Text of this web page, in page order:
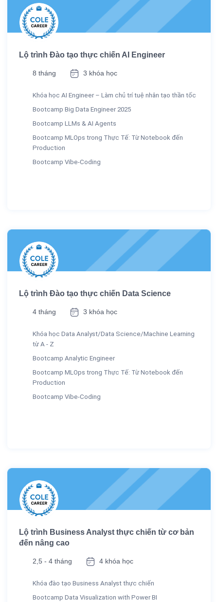
Lộ trình Đào tạo thực chiến AI Engineer
8 tháng 3 khóa học
Khóa học AI Engineer – Làm chủ trí tuệ nhân tạo thần tốc
Bootcamp Big Data Engineer 2025
Bootcamp LLMs & AI Agents
Bootcamp MLOps trong Thực Tế: Từ Notebook đến
Production
Bootcamp Vibe-Coding
Lộ trình Đào tạo thực chiến Data Science
4 tháng 3 khóa học
Khóa học Data Analyst/Data Science/Machine Learning
từ A - Z
Bootcamp Analytic Engineer
Bootcamp MLOps trong Thực Tế: Từ Notebook đến
Production
Bootcamp Vibe-Coding
Lộ trình Business Analyst thực chiến từ cơ bản
đến nâng cao
2,5 - 4 tháng 4 khóa học
Khóa đào tạo Business Analyst thực chiến
Bootcamp Data Visualization with Power BI